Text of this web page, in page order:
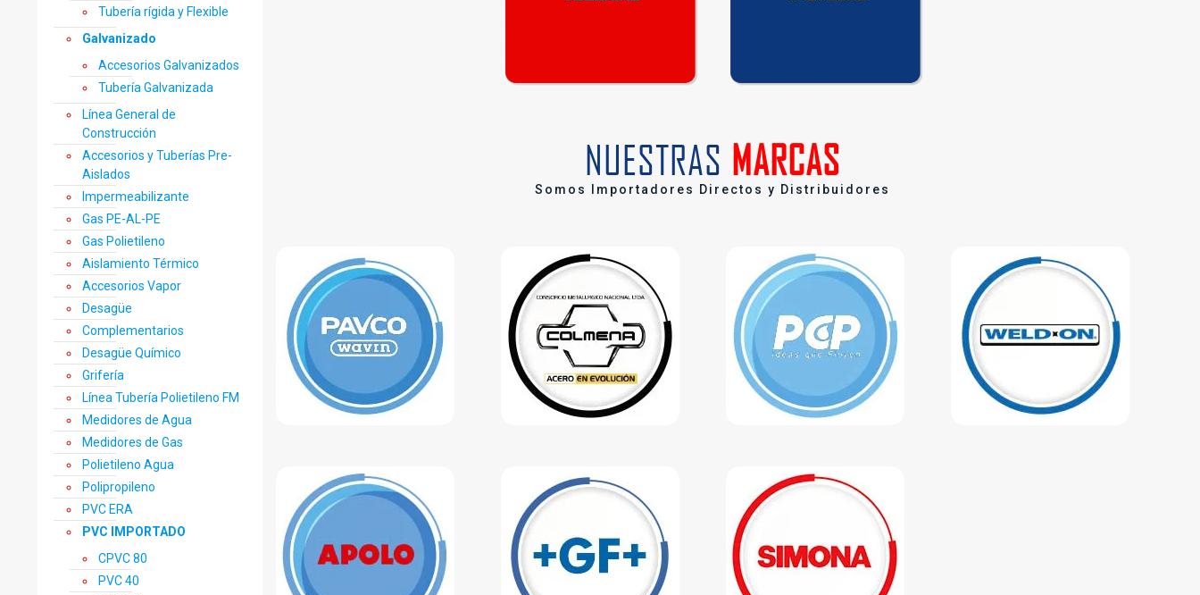
Tubería rígida y Flexible
Galvanizado
Accesorios Galvanizados
Tubería Galvanizada
Línea General de
Construcción
Accesorios y Tuberías Pre-
Aislados
Impermeabilizante
Gas PE-AL-PE
Gas Polietileno
Aislamiento Térmico
Accesorios Vapor
Desagüe
Complementarios
Desagüe Químico
Grifería
Línea Tubería Polietileno FM
Medidores de Agua
Medidores de Gas
Polietileno Agua
Polipropileno
PVC ERA
PVC IMPORTADO
CPVC 80
PVC 40
NUESTRAS MARCAS
Somos Importadores Directos y Distribuidores